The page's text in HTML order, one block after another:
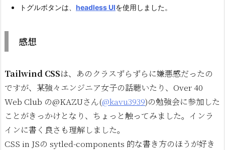
トグルボタンは、 headless UIを使用しました。
感想
Tailwind CSSは、あのクラスずらずらに嫌悪感だったの
ですが、某強々エンジニア女子の話聴いたり、Over 40
Web Club の@KAZUさん(@kavu3939)の勉強会に参加した
ことがきっかけとなり、ちょっと触ってみました。インラ
インに書く良さも理解しました。
CSS in JSの sytled-components 的な書き方のほうが好き